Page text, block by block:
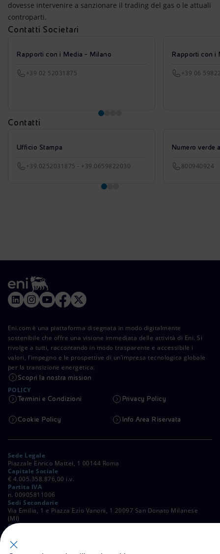
dovesse intervenire a sanzionare il trading del gas o le attuali
controparti.
Contatti Societari
Rapporti con i Media - Milano
+39 02 52031875
Rapporti con i
+39 06
Contatti
Ufficio Stampa
+39.0252031875 - +39.0659822030
Numero verde
800940924
Eni.com è una piattaforma disegnata in modo digitalmente
sostenibile che offre una visione immediata delle attività di Eni. Si
rivolge a tutti, raccontando in modo trasparente e accessibile i
valori, l’impegno e le prospettive di un’impresa tecnologica globale
per la transizione energetica.
Scopri la nostra mission
POLICY
Termini e Condizioni Privacy Policy
Cookie Policy Info Area Riservata
Sede Legale
Piazzale Enrico Mattei, 1 00144 Roma
Capitale Sociale
€ 4.005.358.876,00 i.v.
Partita IVA
n. 00905811006
Sedi Secondarie
Via Emilia, 1 e Piazza Ezio Vanoni, 1 20097 San Donato Milanese
(MI)
C. Fiscale e Registro Imprese di Roma